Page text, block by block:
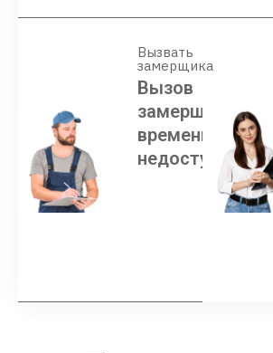
Вызвать
замерщика
Вызов
замерщика
временно
недоступен